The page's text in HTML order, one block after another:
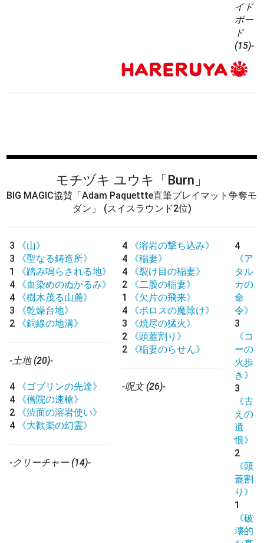
イド
ボー
ド
(15)-
モチヅキ ユウキ 「Burn」
BIG MAGIC協賛「Adam Paquettte直筆プレイマット争奪モ
ダン」
(スイスラウンド2位)
3
《山》
3
《聖なる鋳造所》
1
《踏み鳴らされる地》
4
《血染めのぬかるみ》
4
《樹木茂る山麓》
3
《乾燥台地》
2
《銅線の地溝》
-土地 (20)-
4
《ゴブリンの先達》
4
《僧院の速槍》
2
《渋面の溶岩使い》
4
《大歓楽の幻霊》
-クリーチャー (14)-
4
《溶岩の撃ち込み》
4
《稲妻》
4
《裂け目の稲妻》
2
《二股の稲妻》
1
《欠片の飛来》
4
《ボロスの魔除け》
3
《焼尽の猛火》
2
《頭蓋割り》
2
《稲妻のらせん》
-呪文 (26)-
4
《ア
タル
カの
命
令》
3
《コ
ーの
火歩
き》
3
《古
えの
遺
恨》
2
《頭
蓋割
り》
1
《破
壊的